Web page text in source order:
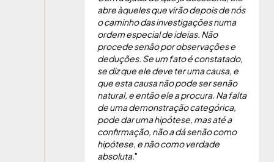
abre àqueles que virão depois de nós
o caminho das investigações numa
ordem especial de ideias. Não
procede senão por observações e
deduções. Se um fato é constatado,
se diz que ele deve ter uma causa, e
que esta causa não pode ser senão
natural, e então ele a procura. Na falta
de uma demonstração categórica,
pode dar uma hipótese, mas até a
confirmação, não a dá senão como
hipótese, e não como verdade
absoluta."